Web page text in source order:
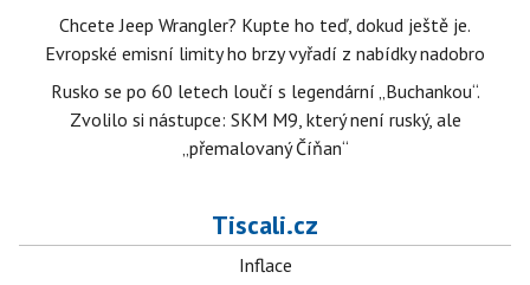
Chcete Jeep Wrangler? Kupte ho teď, dokud ještě je.
Evropské emisní limity ho brzy vyřadí z nabídky nadobro
Rusko se po 60 letech loučí s legendární „Buchankou“.
Zvolilo si nástupce: SKM M9, který není ruský, ale
„přemalovaný Číňan“
Tiscali.cz
Inflace